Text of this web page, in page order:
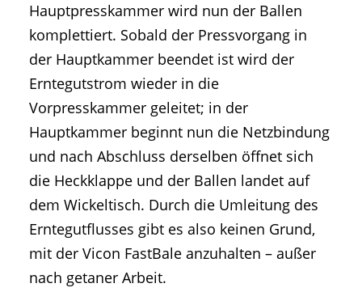
Hauptpresskammer wird nun der Ballen
komplettiert. Sobald der Pressvorgang in
der Hauptkammer beendet ist wird der
Erntegutstrom wieder in die
Vorpresskammer geleitet; in der
Hauptkammer beginnt nun die Netzbindung
und nach Abschluss derselben öffnet sich
die Heckklappe und der Ballen landet auf
dem Wickeltisch. Durch die Umleitung des
Erntegutflusses gibt es also keinen Grund,
mit der Vicon FastBale anzuhalten – außer
nach getaner Arbeit.